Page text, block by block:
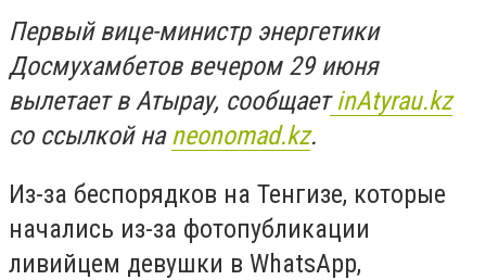
Первый вице-министр энергетики
Досмухамбетов вечером 29 июня
вылетает в Атырау, сообщаетinАtyrau.kz
со ссылкой наneonomad.kz.
Из-за беспорядков на Тенгизе, которые
начались из-за фотопубликации
ливийцем девушки в WhatsApp,